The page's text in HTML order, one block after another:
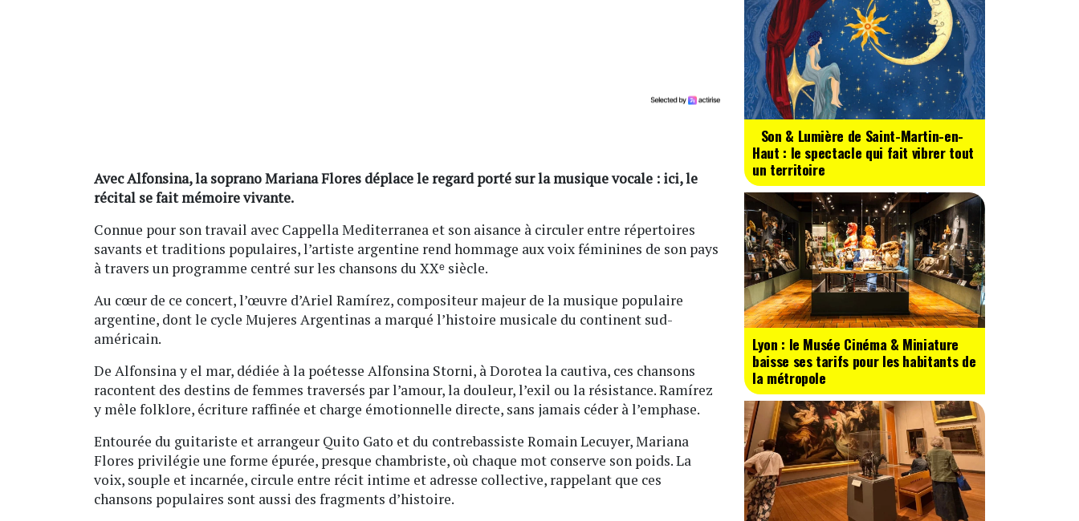
Avec Alfonsina, la soprano Mariana Flores déplace le regard porté sur la musique vocale : ici, le
récital se fait mémoire vivante.
Connue pour son travail avec Cappella Mediterranea et son aisance à circuler entre répertoires
savants et traditions populaires, l’artiste argentine rend hommage aux voix féminines de son pays
à travers un programme centré sur les chansons du XXᵉ siècle.
Au cœur de ce concert, l’œuvre d’Ariel Ramírez, compositeur majeur de la musique populaire
argentine, dont le cycle Mujeres Argentinas a marqué l’histoire musicale du continent sud-
américain.
De Alfonsina y el mar, dédiée à la poétesse Alfonsina Storni, à Dorotea la cautiva, ces chansons
racontent des destins de femmes traversés par l’amour, la douleur, l’exil ou la résistance. Ramírez
y mêle folklore, écriture raffinée et charge émotionnelle directe, sans jamais céder à l’emphase.
Entourée du guitariste et arrangeur Quito Gato et du contrebassiste Romain Lecuyer, Mariana
Flores privilégie une forme épurée, presque chambriste, où chaque mot conserve son poids. La
voix, souple et incarnée, circule entre récit intime et adresse collective, rappelant que ces
chansons populaires sont aussi des fragments d’histoire.
Son & Lumière de Saint-Martin-en-
Haut : le spectacle qui fait vibrer tout
un territoire
Lyon : le Musée Cinéma & Miniature
baisse ses tarifs pour les habitants de
la métropole